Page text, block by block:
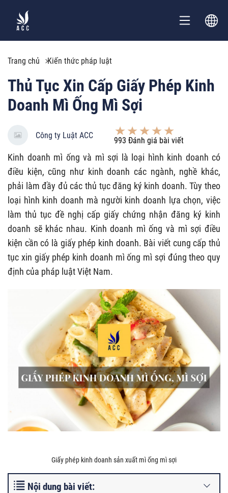
Trang chủ Kiến thức pháp luật
Thủ Tục Xin Cấp Giấy Phép Kinh
Doanh Mì Ống Mì Sợi
Công ty Luật ACC
993 Đánh giá bài viết
Kinh doanh mì ống và mì sợi là loại hình kinh doanh có
điều kiện, cũng như kinh doanh các ngành, nghề khác,
phải làm đầy đủ các thủ tục đăng ký kinh doanh. Tùy theo
loại hình kinh doanh mà người kinh doanh lựa chọn, việc
làm thủ tục đề nghị cấp giấy chứng nhận đăng ký kinh
doanh sẽ khác nhau. Kinh doanh mì ống và mì sợi điều
kiện cần có là giấy phép kinh doanh. Bài viết cung cấp thủ
tục xin giấy phép kinh doanh mì ống mì sợi đúng theo quy
định của pháp luật Việt Nam.
Giấy phép kinh doanh sản xuất mì ống mì sợi
Nội dung bài viết: